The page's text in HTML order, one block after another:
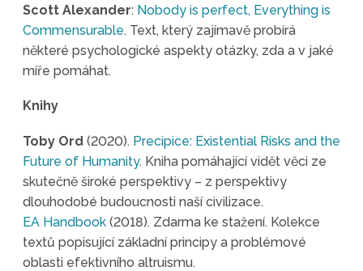
Scott Alexander: Nobody is perfect, Everything is
Commensurable. Text, který zajímavě probírá
některé psychologické aspekty otázky, zda a v jaké
míře pomáhat.
Knihy
Toby Ord (2020). Precipice: Existential Risks and the
Future of Humanity. Kniha pomáhající vidět věci ze
skutečně široké perspektivy – z perspektivy
dlouhodobé budoucnosti naší civilizace.
EA Handbook (2018). Zdarma ke stažení. Kolekce
textů popisující základní principy a problémové
oblasti efektivního altruismu.